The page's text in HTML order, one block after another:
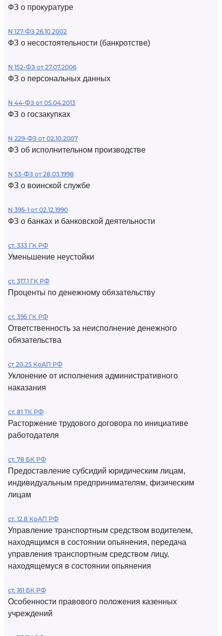
ФЗ о прокуратуре
N 127-ФЗ 26.10.2002
ФЗ о несостоятельности (банкротстве)
N 152-ФЗ от 27.07.2006
ФЗ о персональных данных
N 44-ФЗ от 05.04.2013
ФЗ о госзакупках
N 229-ФЗ от 02.10.2007
ФЗ об исполнительном производстве
N 53-ФЗ от 28.03.1998
ФЗ о воинской службе
N 395-1 от 02.12.1990
ФЗ о банках и банковской деятельности
ст. 333 ГК РФ
Уменьшение неустойки
ст. 317.1 ГК РФ
Проценты по денежному обязательству
ст. 395 ГК РФ
Ответственность за неисполнение денежного
обязательства
ст 20.25 КоАП РФ
Уклонение от исполнения административного
наказания
ст. 81 ТК РФ
Расторжение трудового договора по инициативе
работодателя
ст. 78 БК РФ
Предоставление субсидий юридическим лицам,
индивидуальным предпринимателям, физическим
лицам
ст. 12.8 КоАП РФ
Управление транспортным средством водителем,
находящимся в состоянии опьянения, передача
управления транспортным средством лицу,
находящемуся в состоянии опьянения
ст. 161 БК РФ
Особенности правового положения казенных
учреждений